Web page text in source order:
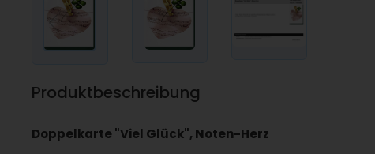
Produktbeschreibung
Doppelkarte "Viel Glück", Noten-Herz